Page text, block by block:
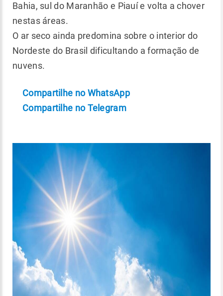
Bahia, sul do Maranhão e Piauí e volta a chover
nestas áreas.
O ar seco ainda predomina sobre o interior do
Nordeste do Brasil dificultando a formação de
nuvens.
Compartilhe no WhatsApp
Compartilhe no Telegram